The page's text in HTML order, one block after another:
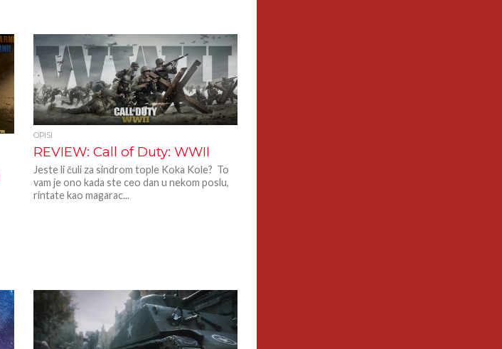
OPISI
REVIEW: Call of Duty: WWII
Jeste li čuli za sindrom tople Koka Kole? To
vam je ono kada ste ceo dan u nekom poslu,
rintate kao magarac...